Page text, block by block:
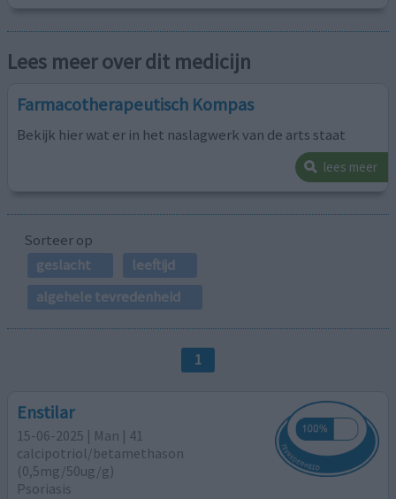
Lees meer over dit medicijn
Farmacotherapeutisch Kompas
Bekijk hier wat er in het naslagwerk van de arts staat
lees meer
Sorteer op
geslacht
leeftijd
algehele tevredenheid
1
Enstilar
15-06-2025 | Man | 41
calcipotriol/​betamethason
(0,5mg/50ug/g)
Psoriasis